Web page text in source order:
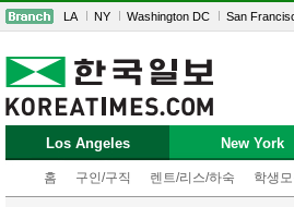
LA NY Washington DC San
Los Angeles
홈 구인/구직 렌트/리스/하숙 학생모
New York